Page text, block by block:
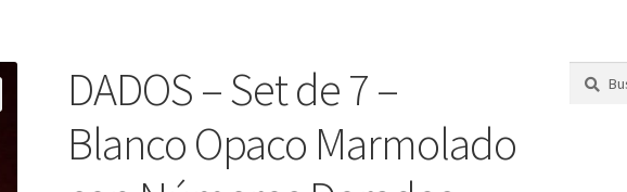
DADOS – Set de 7 –
Blanco Opaco Marmolado
Buscar: